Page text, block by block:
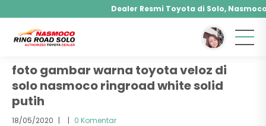
Dealer Resmi Toyota di Solo, Nasmoco
Agya, Calya, Fortuner, Rush, Sienta, Yaris,
Hybrid, Yaris Cross Hybrid, Alphard Hybrid
You are here :Beranda/ Attachment
foto gambar warna toyota veloz di
solo nasmoco ringroad white solid
putih
18/05/2020 | | 0 Komentar